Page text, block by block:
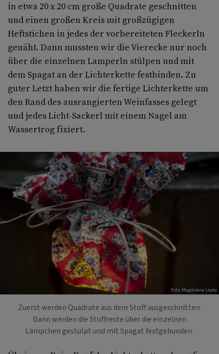
in etwa 20 x 20 cm große Quadrate geschnitten
und einen großen Kreis mit großzügigen
Heftstichen in jedes der vorbereiteten Fleckerln
genäht. Dann mussten wir die Vierecke nur noch
über die einzelnen Lamperln stülpen und mit
dem Spagat an der Lichterkette festbinden. Zu
guter Letzt haben wir die fertige Lichterkette um
den Rand des ausrangierten Weinfasses gelegt
und jedes Licht-Sackerl mit einem Nagel am
Wassertrog fixiert.
Foto: Magdalena Lepka
Zuerst werden Quadrate aus dem Stoff ausgeschnitten.
Dann werden die Stoffreste über die einzelnen
Lämpchen gestülpt und mit Spagat festgebunden.